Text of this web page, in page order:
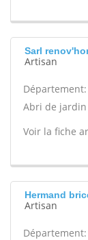
Sarl
Artisan
Abri de jardin
Voir la fiche
Hermand
Artisan
Département: